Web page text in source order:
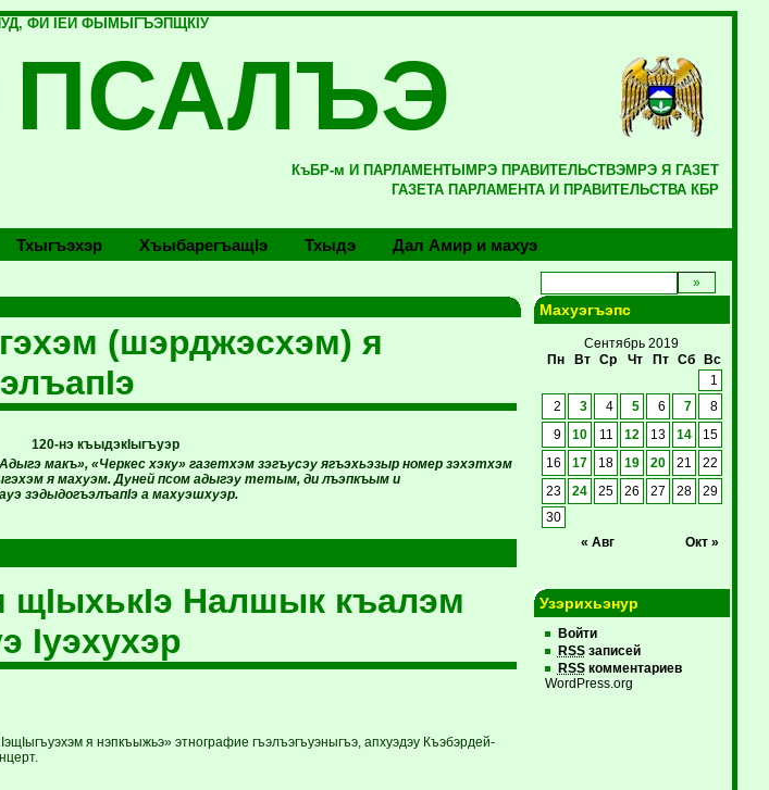
ФИ IЕЙ ФЫМЫГЪЭПЩКIУ
КъБР-м И ПАРЛАМЕНТЫМРЭ ПРАВИТЕЛЬСТВЭМРЭ Я ГАЗЕТ
ГАЗЕТА ПАРЛАМЕНТА И ПРАВИТЕЛЬСТВА КБР
Тхыгъэхэр Хъыбарегъащlэ Тхыдэ Дал Амир и махуэ
(шэрджэсхэм) я
120-нэ къыдэкIыгъуэр
макъ», «Черкес хэку» газетхэм зэгъусэу ягъэхьэзыр номер зэхэтхэм
я махуэм. Дуней псом адыгэу тетым, ди лъэпкъым и
зэдыдогъэлъапIэ а махуэшхуэр.
щIыхькIэ Налшык къалэм
Iуэхухэр
я нэпкъыжьэ» этнографие гъэлъэгъуэныгъэ, апхуэдэу Къэбэрдей-
Махуэгъэпс
Сентябрь 2019
Пн
Вт Ср Чт Пт Сб Вс
« Авг Окт »
1
2
3 4 5 6 7 8
9 10 11 12 13 14 15
16 17 18 19 20 21 22
23 24 25 26 27 28
29
30
Узэрихьэнур
Войти
RSSзаписей
RSSкомментариев
WordPress.org